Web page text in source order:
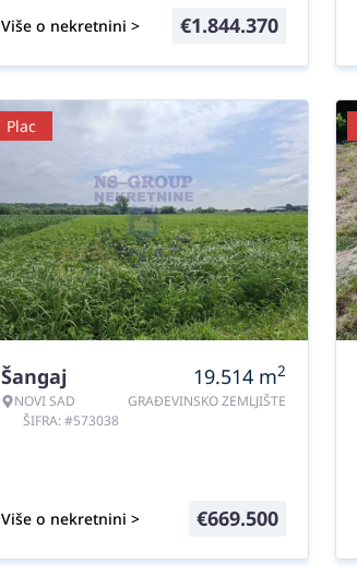
Više o nekretnini > €1.844.370
Plac
Šangaj
NOVI SAD
ŠIFRA: #573038
19.514 m2
GRAĐEVINSKO ZEMLJIŠTE
Više o nekretnini > €669.500